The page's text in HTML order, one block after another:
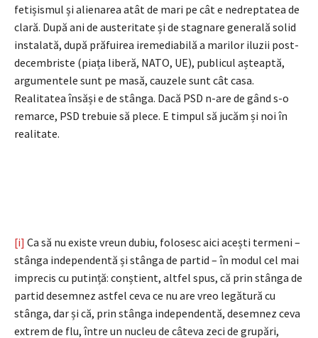
fetișismul și alienarea atât de mari pe cât e nedreptatea de
clară. După ani de austeritate și de stagnare generală solid
instalată, după prăfuirea iremediabilă a marilor iluzii post-
decembriste (piața liberă, NATO, UE), publicul așteaptă,
argumentele sunt pe masă, cauzele sunt cât casa.
Realitatea însăși e de stânga. Dacă PSD n-are de gând s-o
remarce, PSD trebuie să plece. E timpul să jucăm și noi în
realitate.
[i] Ca să nu existe vreun dubiu, folosesc aici acești termeni –
stânga independentă și stânga de partid – în modul cel mai
imprecis cu putință: conștient, altfel spus, că prin stânga de
partid desemnez astfel ceva ce nu are vreo legătură cu
stânga, dar și că, prin stânga independentă, desemnez ceva
extrem de flu, între un nucleu de câteva zeci de grupări,